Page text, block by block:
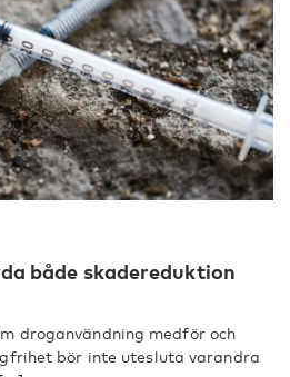
både skadereduktion
droganvändning medför och
bör inte utesluta varandra